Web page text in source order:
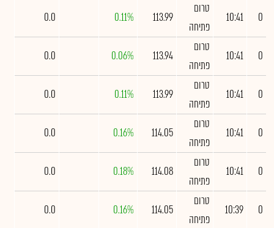
0
10:41
טרום
פתיחה
113.99
0.11%
0.0
0
10:41
טרום
פתיחה
113.94
0.06%
0.0
0
10:41
טרום
פתיחה
113.99
0.11%
0.0
0
10:41
טרום
פתיחה
114.05
0.16%
0.0
0
10:41
טרום
פתיחה
114.08
0.18%
0.0
0
10:39
טרום
פתיחה
114.05
0.16%
0.0